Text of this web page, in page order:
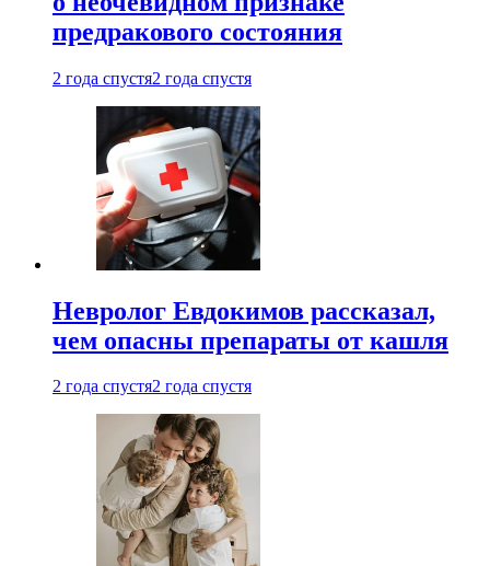
предракового состояния
2 года спустя2 года спустя
Невролог Евдокимов рассказал,
чем опасны препараты от кашля
2 года спустя2 года спустя